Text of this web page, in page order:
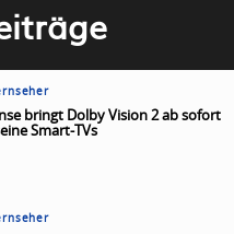
bringt Dolby Vision 2 ab sofort
Smart-TVs